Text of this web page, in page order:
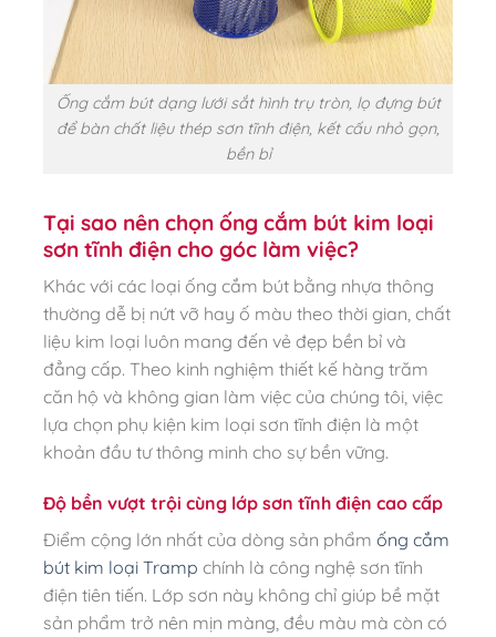
Ống cắm bút dạng lưới sắt hình trụ tròn, lọ đựng bút
để bàn chất liệu thép sơn tĩnh điện, kết cấu nhỏ gọn,
bền bỉ
Tại sao nên chọn ống cắm bút kim loại
sơn tĩnh điện cho góc làm việc?
Khác với các loại ống cắm bút bằng nhựa thông
thường dễ bị nứt vỡ hay ố màu theo thời gian, chất
liệu kim loại luôn mang đến vẻ đẹp bền bỉ và
đẳng cấp. Theo kinh nghiệm thiết kế hàng trăm
căn hộ và không gian làm việc của chúng tôi, việc
lựa chọn phụ kiện kim loại sơn tĩnh điện là một
khoản đầu tư thông minh cho sự bền vững.
Độ bền vượt trội cùng lớp sơn tĩnh điện cao cấp
Điểm cộng lớn nhất của dòng sản phẩm ống cắm
bút kim loại Tramp chính là công nghệ sơn tĩnh
điện tiên tiến. Lớp sơn này không chỉ giúp bề mặt
sản phẩm trở nên mịn màng, đều màu mà còn có